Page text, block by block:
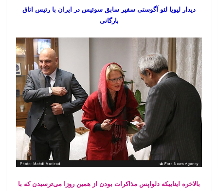
دیدار لیویا لئو آگوستی سفیر سابق سوئیس در ایران با رئیس اتاق
بارگانی
بالاخره ایناییکه دلواپس مذاکرات بودن از همین روزا می‌ترسیدن که با